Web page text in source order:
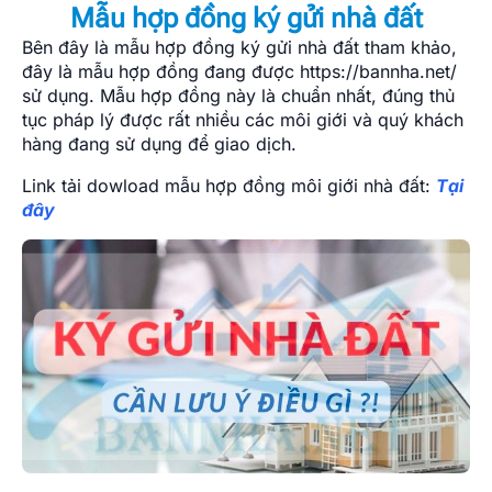
Mẫu hợp đồng ký gửi nhà đất
Bên đây là mẫu hợp đồng ký gửi nhà đất tham khảo,
đây là mẫu hợp đồng đang được https://bannha.net/
sử dụng. Mẫu hợp đồng này là chuẩn nhất, đúng thủ
tục pháp lý được rất nhiều các môi giới và quý khách
hàng đang sử dụng để giao dịch.
Link tải dowload mẫu hợp đồng môi giới nhà đất: Tại
đây